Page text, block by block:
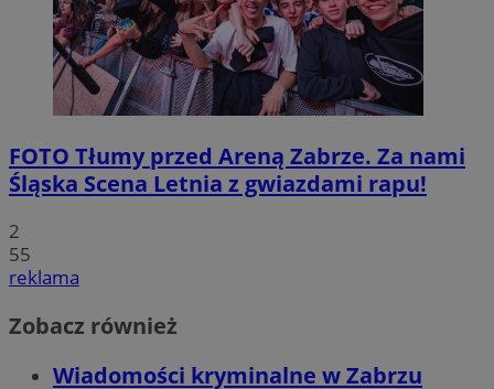
FOTO Tłumy przed Areną Zabrze. Za nami
Śląska Scena Letnia z gwiazdami rapu!
2
55
reklama
Zobacz również
Wiadomości kryminalne w Zabrzu